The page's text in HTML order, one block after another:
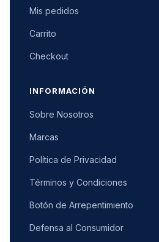
Mis pedidos
Carrito
Checkout
INFORMACIÓN
Sobre Nosotros
Marcas
Política de Privacidad
Términos y Condiciones
Botón de Arrepentimiento
Defensa al Consumidor